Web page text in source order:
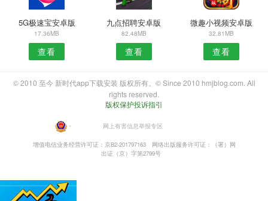
5G极速宝安卓版
17.36MB
查看
九点招聘安卓版
82.48MB
查看
微趣小视频安卓版
32.81MB
查看
© 2010 至今 新时代app下载安装 版权所有。© Since 2010 hmjblog.com. All
rights reserved.
版权保护投诉指引
・ 网上有害信息举报专区
增值电信业务经营许可证：京B2-201797163
网络出版服务许可证：（署）网
出证（京）字第2799号